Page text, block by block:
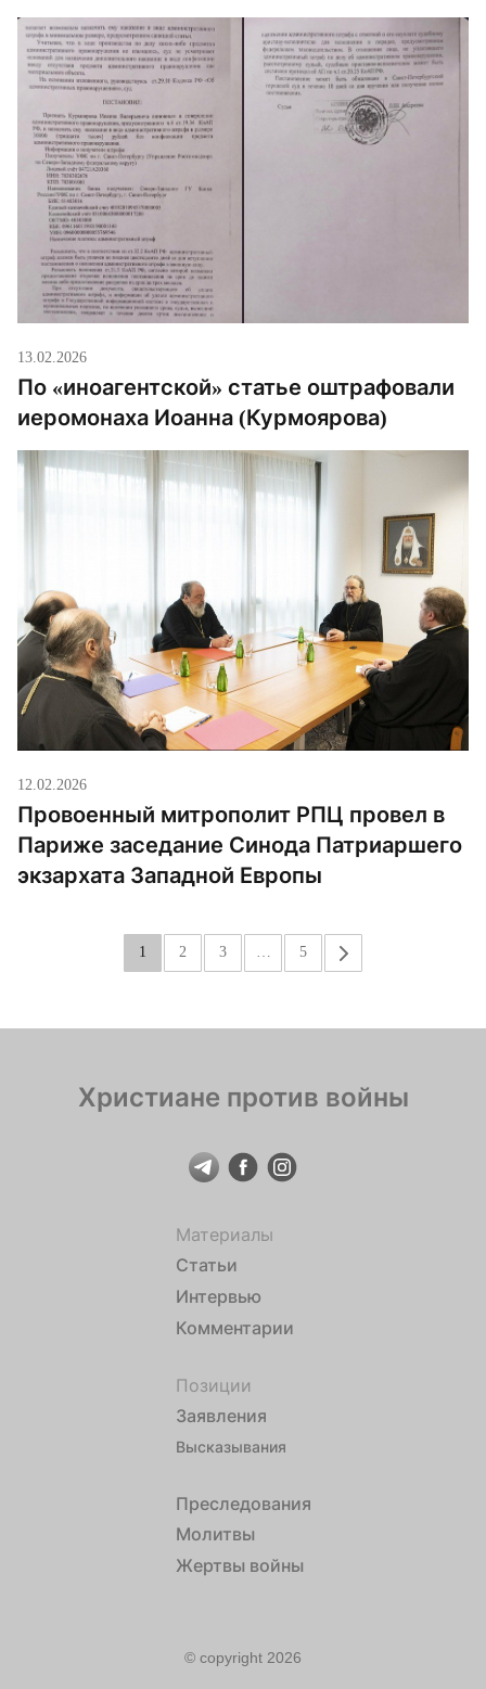
13.02.2026
По «иноагентской» статье оштрафовали
иеромонаха Иоанна (Курмоярова)
12.02.2026
Провоенный митрополит РПЦ провел в
Париже заседание Синода Патриаршего
экзархата Западной Европы
1 2 3 5 »
Христиане против войны
Материалы
Статьи
Интервью
Комментарии
Позиции
Заявления
Высказывания
Преследования
Молитвы
Жертвы войны
© copyright 2026